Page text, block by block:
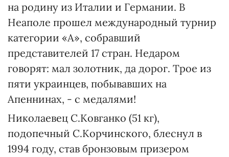
на родину из Италии и Германии. В
Неаполе прошел международный турнир
категории «А», собравший
представителей 17 стран. Недаром
говорят: мал золотник, да дорог. Трое из
пяти украинцев, побывавших на
Апеннинах, - с медалями!
Николаевец С.Ковганко (51 кг),
подопечный С.Корчинского, блеснул в
1994 году, став бронзовым призером